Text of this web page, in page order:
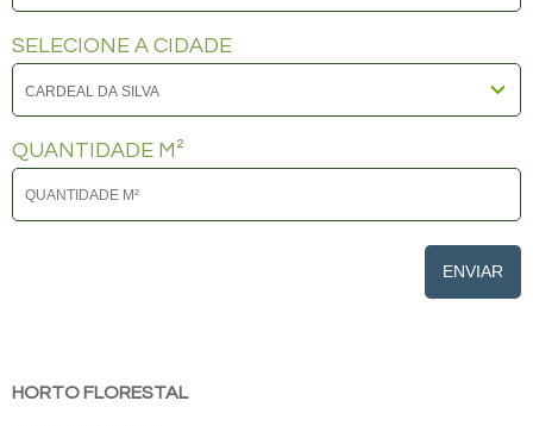
SELECIONE A CIDADE
QUANTIDADE M²
ENVIAR
HORTO FLORESTAL